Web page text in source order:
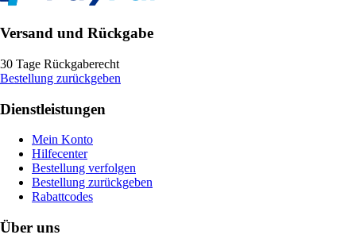
Versand und Rückgabe
30 Tage Rückgaberecht
Bestellung zurückgeben
Dienstleistungen
Mein Konto
Hilfecenter
Bestellung verfolgen
Bestellung zurückgeben
Rabattcodes
Über uns